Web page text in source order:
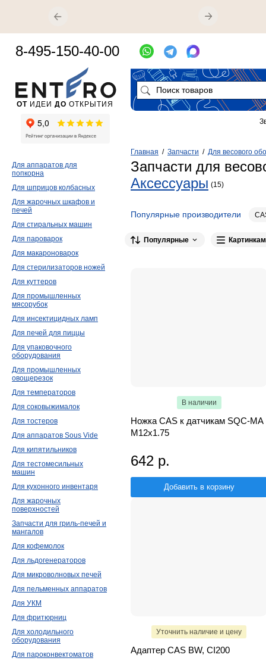
Главная / Запчасти / Для весового
Запчасти для
Аксессуары (15)
Популярные производители
Популярные
В наличии
Ножка CAS к датчикам SQC-MA
М12х1.75
642 р.
Добавить в корзину
Уточнить наличие и цену
Адаптер CAS BW, CI200
Для аппаратов для
попкорна
Для шприцов колбасных
Для жарочных шкафов и
печей
Для стиральных машин
Для пароварок
Для макароноварок
Для стерилизаторов ножей
Для куттеров
Для промышленных
мясорубок
Для инсектицидных ламп
Для печей для пиццы
Для упаковочного
оборудования
Для промышленных
овощерезок
Для температоров
Для соковыжималок
Для тостеров
Для аппаратов Sous Vide
Для кипятильников
Для тестомесильных
машин
Для кухонного инвентаря
Для жарочных
поверхностей
Запчасти для гриль-печей и
мангалов
Для кофемолок
Для льдогенераторов
Для микроволновых печей
Для пельменных аппаратов
Для УКМ
Для фритюрниц
Для холодильного
оборудования
Для пароконвектоматов
ОТ ИДЕИ ДО ОТКРЫТИЯ
8-495-150-40-00